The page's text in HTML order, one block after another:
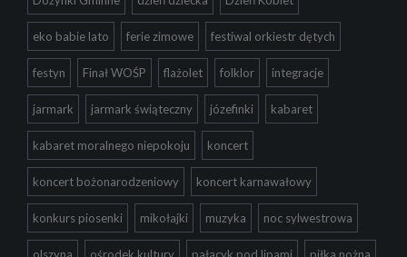
eko babie lato ferie zimowe festiwal orkiestr dętych
festyn Finał WOŚP flażolet folklor integracje
jarmark jarmark świąteczny józefinki kabaret
kabaret moralnego niepokoju koncert
koncert bożonarodzeniowy koncert karnawałowy
konkurs piosenki mikołajki muzyka noc sylwestrowa
olszyna ośrodek kultury pałacyk pod lipami piłka nożna